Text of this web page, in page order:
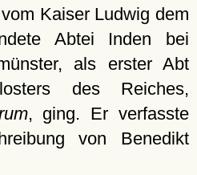
Kaiser Ludwig dem
Abtei Inden bei
als erster Abt
des Reiches,
, ging. Er verfasste
von Benedikt